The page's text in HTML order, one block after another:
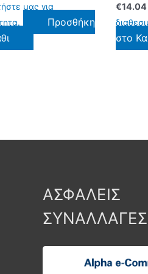
μας για
Προσθήκη
€14.04
στο
ΑΣΦΑΛΕΙΣ
ΣΥΝΑΛΛΑΓΕΣ